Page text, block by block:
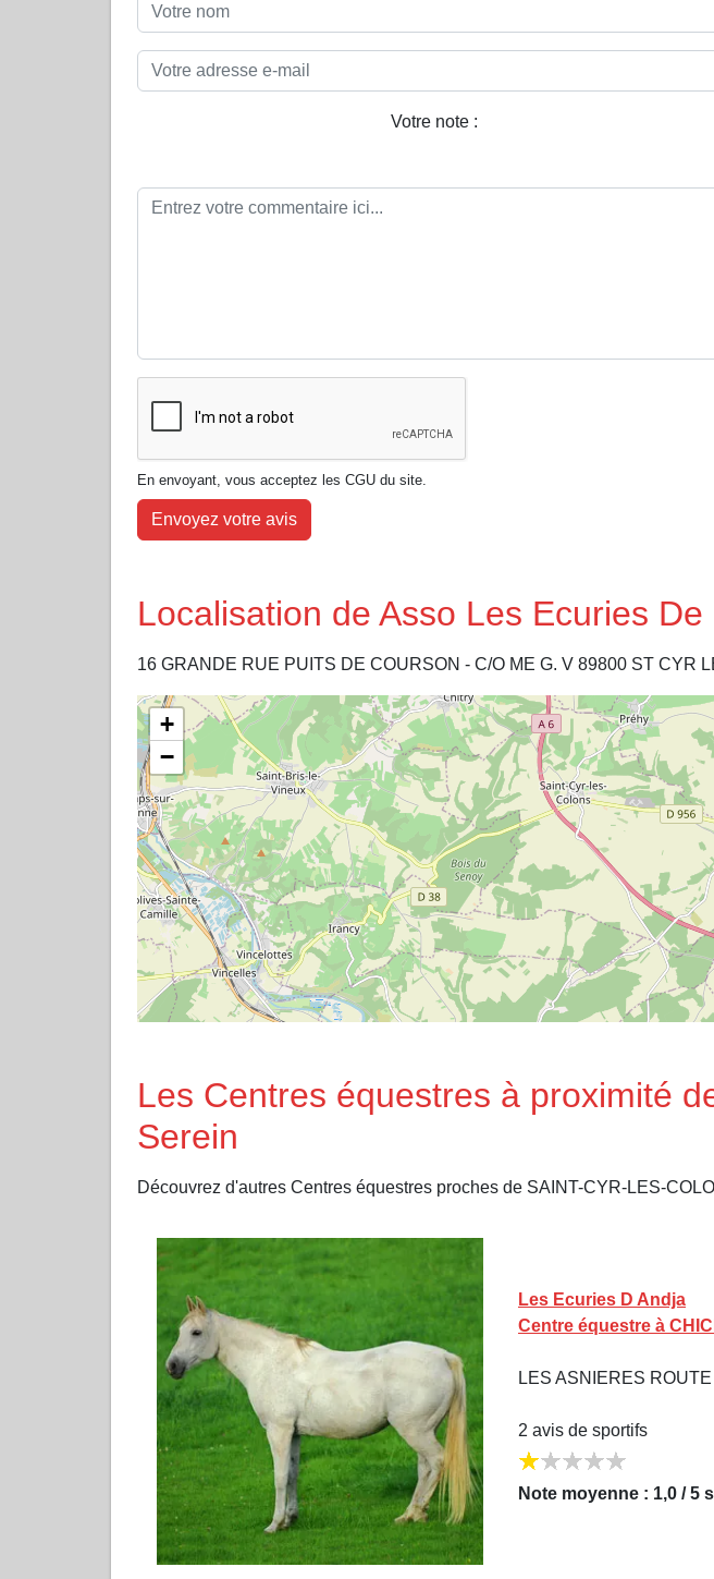
Votre note :
En envoyant, vous acceptez les CGU du site.
Envoyez votre avis
Localisation de Asso Les Ecuries
16 GRANDE RUE PUITS DE COURSON - C/O ME G. V 89800 ST CYR
+
−
Les Centres équestres à proximité
Serein
Découvrez d'autres Centres équestres proches de SAINT-CYR-LES-
Les Ecuries D Andja
Centre équestre à
LES ASNIERES
2 avis de sportifs
Note moyenne : 1,0 / 5